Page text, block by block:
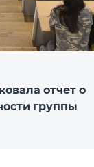
отчет о
группы